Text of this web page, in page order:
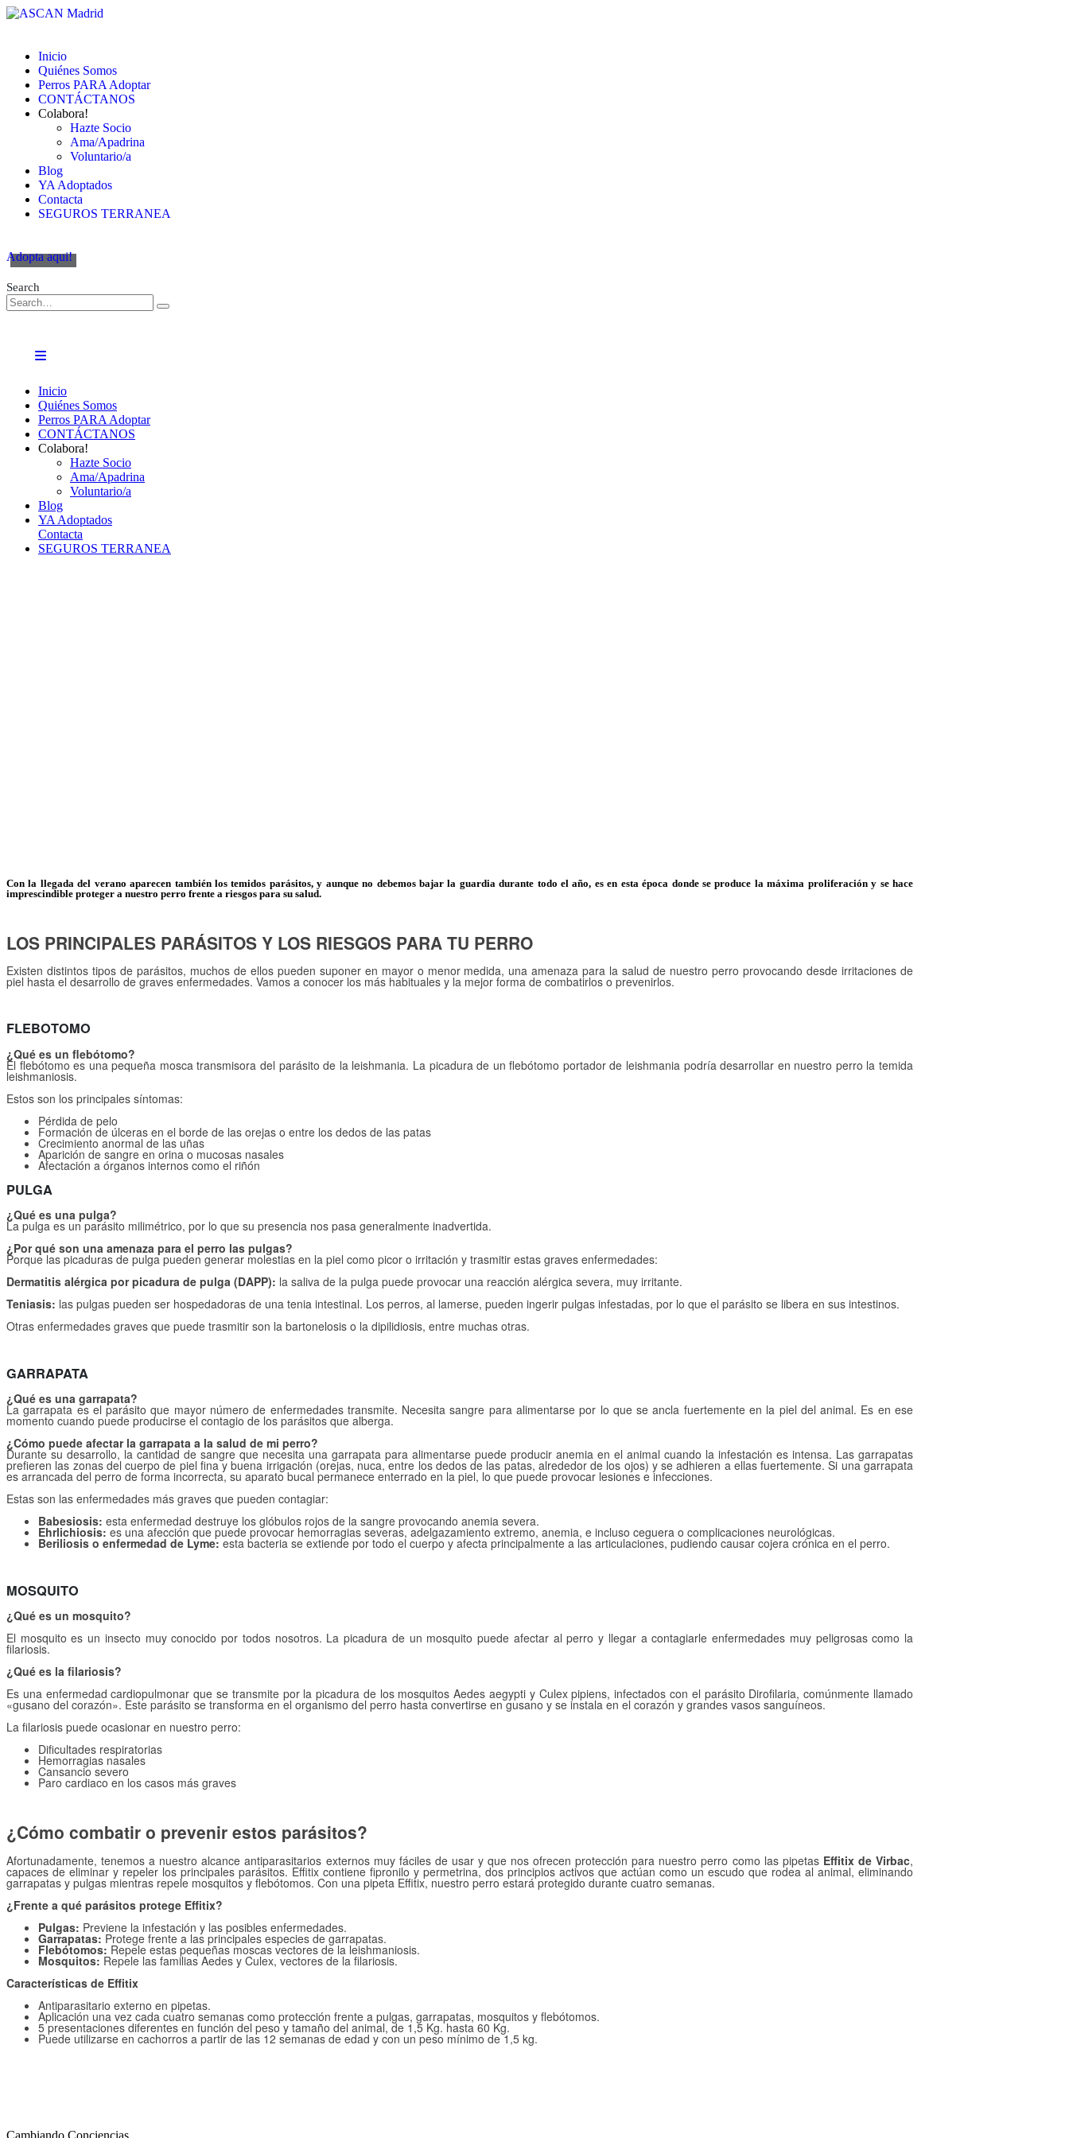
Inicio
Quiénes Somos
Perros PARA Adoptar
CONTÁCTANOS
Colabora!
Hazte Socio
Ama/Apadrina
Voluntario/a
Blog
YA Adoptados
Contacta
SEGUROS TERRANEA
Adopta aqui!
Search
Inicio
Quiénes Somos
Perros PARA Adoptar
CONTÁCTANOS
Colabora!
Hazte Socio
Ama/Apadrina
Voluntario/a
Blog
YA Adoptados
Contacta
SEGUROS TERRANEA
Con la llegada del verano aparecen también los temidos parásitos, y aunque no debemos bajar la guardia durante todo el año, es en esta época donde se produce la máxima proliferación y se hace
imprescindible proteger a nuestro perro frente a riesgos para su salud.
LOS PRINCIPALES PARÁSITOS Y LOS RIESGOS PARA TU PERRO
Existen distintos tipos de parásitos, muchos de ellos pueden suponer en mayor o menor medida, una amenaza para la salud de nuestro perro provocando desde irritaciones de
piel hasta el desarrollo de graves enfermedades. Vamos a conocer los más habituales y la mejor forma de combatirlos o prevenirlos.
FLEBOTOMO
¿Qué es un flebótomo?
El flebótomo es una pequeña mosca transmisora del parásito de la leishmania. La picadura de un flebótomo portador de leishmania podría desarrollar en nuestro perro la temida
leishmaniosis.
Estos son los principales síntomas:
Pérdida de pelo
Formación de úlceras en el borde de las orejas o entre los dedos de las patas
Crecimiento anormal de las uñas
Aparición de sangre en orina o mucosas nasales
Afectación a órganos internos como el riñón
PULGA
¿Qué es una pulga?
La pulga es un parásito milimétrico, por lo que su presencia nos pasa generalmente inadvertida.
¿Por qué son una amenaza para el perro las pulgas?
Porque las picaduras de pulga pueden generar molestias en la piel como picor o irritación y trasmitir estas graves enfermedades:
Dermatitis alérgica por picadura de pulga (DAPP): la saliva de la pulga puede provocar una reacción alérgica severa, muy irritante.
Teniasis: las pulgas pueden ser hospedadoras de una tenia intestinal. Los perros, al lamerse, pueden ingerir pulgas infestadas, por lo que el parásito se libera en sus intestinos.
Otras enfermedades graves que puede trasmitir son la bartonelosis o la dipilidiosis, entre muchas otras.
GARRAPATA
¿Qué es una garrapata?
La garrapata es el parásito que mayor número de enfermedades transmite. Necesita sangre para alimentarse por lo que se ancla fuertemente en la piel del animal. Es en ese
momento cuando puede producirse el contagio de los parásitos que alberga.
¿Cómo puede afectar la garrapata a la salud de mi perro?
Durante su desarrollo, la cantidad de sangre que necesita una garrapata para alimentarse puede producir anemia en el animal cuando la infestación es intensa. Las garrapatas
prefieren las zonas del cuerpo de piel fina y buena irrigación (orejas, nuca, entre los dedos de las patas, alrededor de los ojos) y se adhieren a ellas fuertemente. Si una garrapata
es arrancada del perro de forma incorrecta, su aparato bucal permanece enterrado en la piel, lo que puede provocar lesiones e infecciones.
Estas son las enfermedades más graves que pueden contagiar:
Babesiosis: esta enfermedad destruye los glóbulos rojos de la sangre provocando anemia severa.
Ehrlichiosis: es una afección que puede provocar hemorragias severas, adelgazamiento extremo, anemia, e incluso ceguera o complicaciones neurológicas.
Beriliosis o enfermedad de Lyme: esta bacteria se extiende por todo el cuerpo y afecta principalmente a las articulaciones, pudiendo causar cojera crónica en el perro.
MOSQUITO
¿Qué es un mosquito?
El mosquito es un insecto muy conocido por todos nosotros. La picadura de un mosquito puede afectar al perro y llegar a contagiarle enfermedades muy peligrosas como la
filariosis.
¿Qué es la filariosis?
Es una enfermedad cardiopulmonar que se transmite por la picadura de los mosquitos Aedes aegypti y Culex pipiens, infectados con el parásito Dirofilaria, comúnmente llamado
«gusano del corazón». Este parásito se transforma en el organismo del perro hasta convertirse en gusano y se instala en el corazón y grandes vasos sanguíneos.
La filariosis puede ocasionar en nuestro perro:
Dificultades respiratorias
Hemorragias nasales
Cansancio severo
Paro cardiaco en los casos más graves
¿Cómo combatir o prevenir estos parásitos?
Afortunadamente, tenemos a nuestro alcance antiparasitarios externos muy fáciles de usar y que nos ofrecen protección para nuestro perro como las pipetas Effitix de Virbac,
capaces de eliminar y repeler los principales parásitos. Effitix contiene fipronilo y permetrina, dos principios activos que actúan como un escudo que rodea al animal, eliminando
garrapatas y pulgas mientras repele mosquitos y flebótomos. Con una pipeta Effitix, nuestro perro estará protegido durante cuatro semanas.
¿Frente a qué parásitos protege Effitix?
Pulgas: Previene la infestación y las posibles enfermedades.
Garrapatas: Protege frente a las principales especies de garrapatas.
Flebótomos: Repele estas pequeñas moscas vectores de la leishmaniosis.
Mosquitos: Repele las familias Aedes y Culex, vectores de la filariosis.
Características de Effitix
Antiparasitario externo en pipetas.
Aplicación una vez cada cuatro semanas como protección frente a pulgas, garrapatas, mosquitos y flebótomos.
5 presentaciones diferentes en función del peso y tamaño del animal, de 1,5 Kg. hasta 60 Kg.
Puede utilizarse en cachorros a partir de las 12 semanas de edad y con un peso mínimo de 1,5 kg.
Cambiando Conciencias